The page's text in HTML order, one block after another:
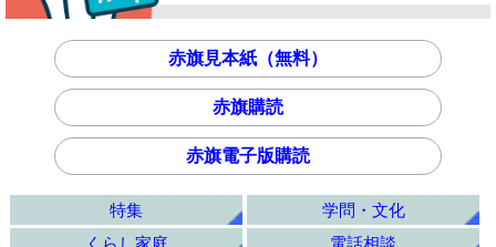
赤旗見本紙（無料）
赤旗購読
赤旗電子版購読
特集
学問・文化
くらし家庭
電話相談